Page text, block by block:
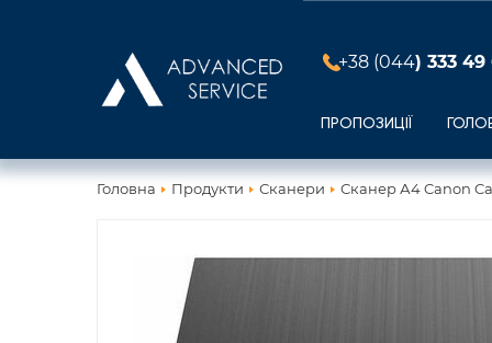
+38 (044) 333 49
ПРОПОЗИЦІЇ
Головна Продукти Сканери Сканер А4 Canon